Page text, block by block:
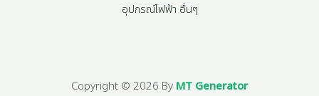
อุปกรณ์ไฟฟ้า อื่นๆ
Copyright © 2026 By MT Generator